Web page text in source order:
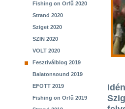
Fishing on Orfű 2020
Strand 2020
Sziget 2020
SZIN 2020
VOLT 2020
Fesztiválblog 2019
Balatonsound 2019
EFOTT 2019
Fishing on Orfű 2019